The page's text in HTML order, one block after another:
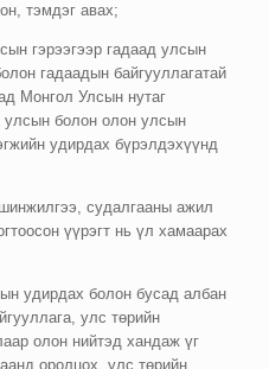
тэмдэг авах;
гэрээгээр гадаад улсын
гадаадын байгууллагатай
Монгол Улсын нутаг
улсын болон олон улсын
удирдах бүрэлдэхүүнд
судалгааны ажил
үүрэгт нь үл хамаарах
удирдах болон бусад албан
улс төрийн
олон нийтэд хандаж үг
оролцох, улс төрийн